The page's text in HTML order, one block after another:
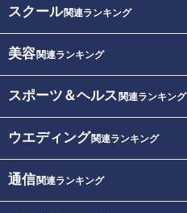
スクール関連ランキング
美容関連ランキング
スポーツ＆ヘルス 関連ランキング
ウエディング関連ランキング
通信関連ランキング